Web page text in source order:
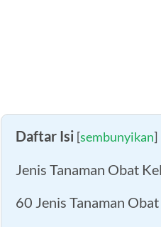
Daftar Isi [sembunyikan]
Jenis Tanaman Obat
60 Jenis Tanaman